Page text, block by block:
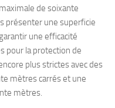
de soixante
présenter une superficie
une efficacité
pour la protection de
plus strictes avec des
mètres carrés et une
mètres.